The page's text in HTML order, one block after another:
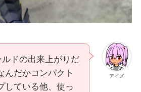
アイズ
ドの出来上がりだ
んだかコンパクト
している他、使っ